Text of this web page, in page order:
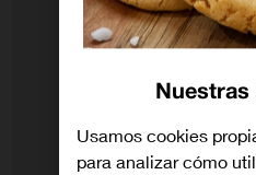
Usamos cookies
para analizar cómo